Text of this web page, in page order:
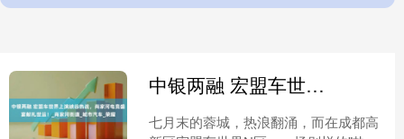
中银两融 宏盟车世界上演峡谷热战，肖家河电竞盛宴献礼世运！_肖家河街道_城市汽车_荣耀
七月末的蓉城，热浪翻涌，而在成都高